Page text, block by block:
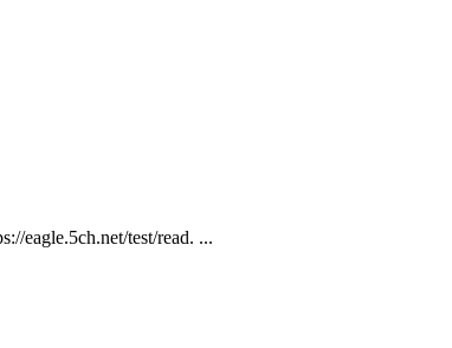
test/read. ...